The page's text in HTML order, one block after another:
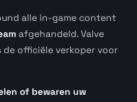
alle in-game content
afgehandeld. Valve
officiële verkoper voor
of bewaren uw